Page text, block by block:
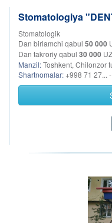
Stomatologiya
Stomatologik
Dan birlamchi qabul 50 000
Dan takroriy qabul 30 000
Manzil:Toshkent, Chilonzor
Shartnomalar: +998 71 27...